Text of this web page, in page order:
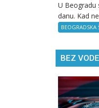
U Beogradu
danu. Kad
BEOGRADSKA
BEZ